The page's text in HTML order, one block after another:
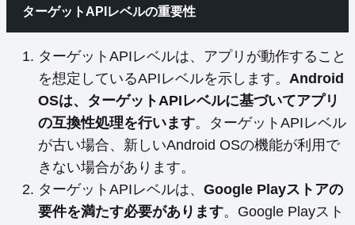
ターゲットAPIレベルの重要性
ターゲットAPIレベルは、アプリが動作すること
を想定しているAPIレベルを示します。 Android
OSは、ターゲットAPIレベルに基づいてアプリ
の互換性処理を行います。ターゲットAPIレベル
が古い場合、新しいAndroid OSの機能が利用で
きない場合があります。
ターゲットAPIレベルは、 Google Playストアの
要件を満たす必要があります。Google Playスト